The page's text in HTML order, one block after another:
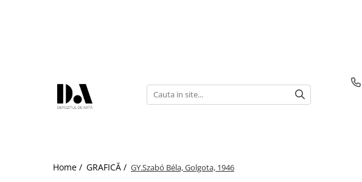
Petre ABRUDAN (1907-1979)
HEIM András (1946-2020)
Home / GRAFICĂ / GY.Szabó Béla, Golgota, 1946